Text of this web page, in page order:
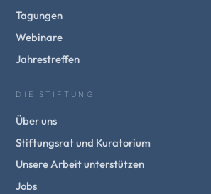
Tagungen
Webinare
Jahrestreffen
DIE STIFTUNG
Über uns
Stiftungsrat und Kuratorium
Unsere Arbeit unterstützen
Jobs